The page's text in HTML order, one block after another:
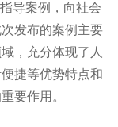
导案例，向社会
发布的案例主要
，充分体现了人
捷等优势特点和
要作用。